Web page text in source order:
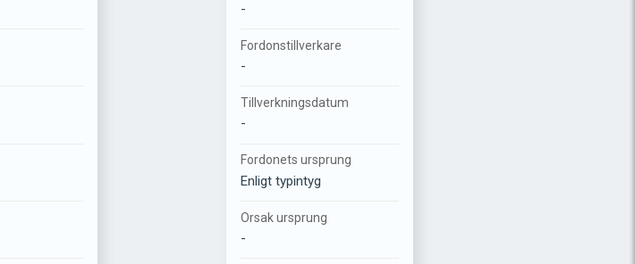
-
Fordonstillverkare
-
Tillverkningsdatum
-
Fordonets ursprung
Enligt typintyg
Orsak ursprung
-